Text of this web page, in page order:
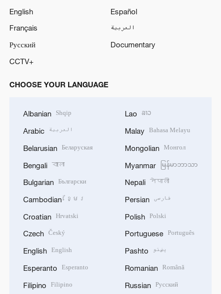
English
Español
Français
العربية
Русский
Documentary
CCTV+
CHOOSE YOUR LANGUAGE
Albanian Shqip
Arabic العربية
Belarusian Беларуская
Bengali বাংলা
Bulgarian Български
Cambodian ខ្មែរ
Croatian Hrvatski
Czech Český
English English
Esperanto Esperanto
Filipino Filipino
Lao ລາວ
Malay Bahasa Melayu
Mongolian Монгол
Myanmar မြန်မာဘာသာ
Nepali नेपाली
Persian فارسی
Polish Polski
Portuguese Português
Pashto پښتو
Romanian Română
Russian Русский